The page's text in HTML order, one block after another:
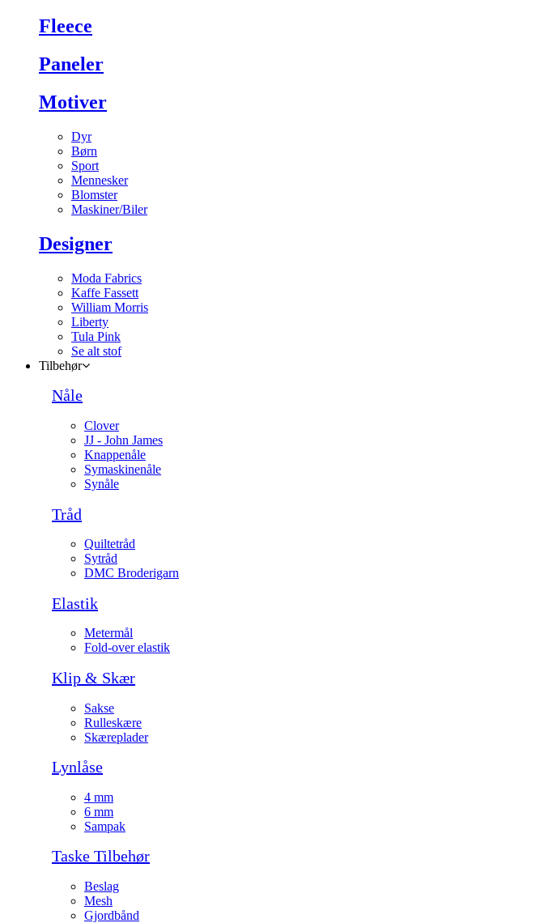
Fleece
Paneler
Motiver
Dyr
Børn
Sport
Mennesker
Blomster
Maskiner/Biler
Designer
Moda Fabrics
Kaffe Fassett
William Morris
Liberty
Tula Pink
Se alt stof
Tilbehør
Nåle
Clover
JJ - John James
Knappenåle
Symaskinenåle
Synåle
Tråd
Quiltetråd
Sytråd
DMC Broderigarn
Elastik
Metermål
Fold-over elastik
Klip & Skær
Sakse
Rulleskære
Skæreplader
Lynlåse
4 mm
6 mm
Sampak
Taske Tilbehør
Beslag
Mesh
Gjordbånd